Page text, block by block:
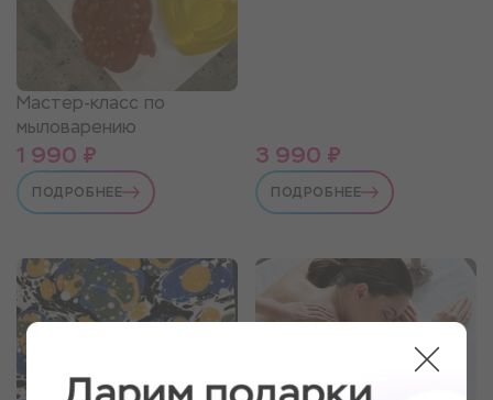
Мастер-класс по
мыловарению
1 990 ₽
ПОДРОБНЕЕ
3 990 ₽
ПОДРОБНЕЕ